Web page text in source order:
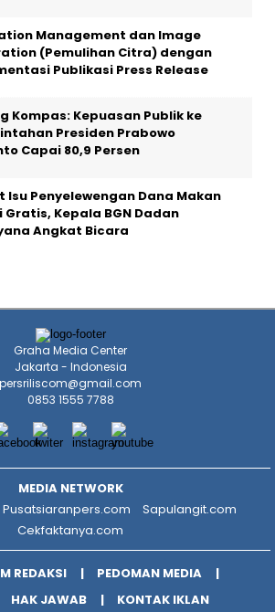
Management dan Image
(Pemulihan Citra) dengan
Publikasi Press Release
Kompas: Kepuasan Publik ke
Presiden Prabowo
Capai 80,9 Persen
Isu Penyelewengan Dana Makan
Gratis, Kepala BGN Dadan
Angkat Bicara
Graha Media Center
Jakarta - Indonesia
persriliscom@gmail.com
0853 1555 7788
MEDIA NETWORK
Pusatsiaranpers.com
Sapulangit.com
Cekfaktanya.com
REDAKSI
PEDOMAN MEDIA
HAK JAWAB KONTAK IKLAN